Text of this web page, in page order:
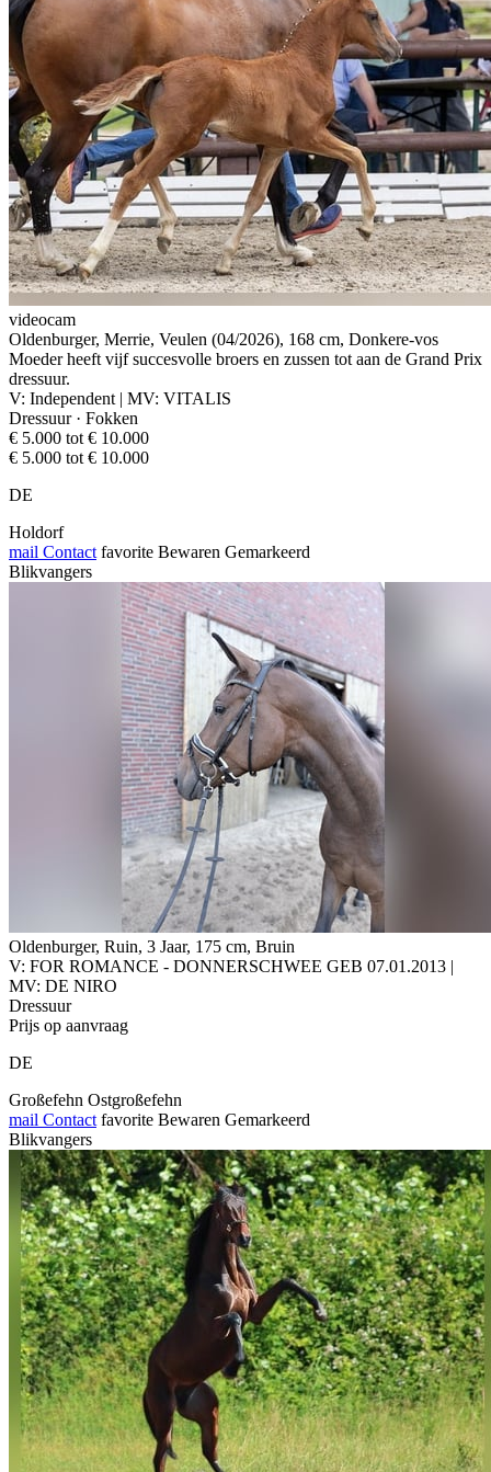
videocam
Oldenburger, Merrie, Veulen (04/2026), 168 cm, Donkere-vos
Moeder heeft vijf succesvolle broers en zussen tot aan de Grand Prix
dressuur.
V: Independent | MV: VITALIS
Dressuur · Fokken
€ 5.000 tot € 10.000
€ 5.000 tot € 10.000
DE
Holdorf
mail Contact favorite Bewaren Gemarkeerd
Blikvangers
Oldenburger, Ruin, 3 Jaar, 175 cm, Bruin
V: FOR ROMANCE - DONNERSCHWEE GEB 07.01.2013 |
MV: DE NIRO
Dressuur
Prijs op aanvraag
DE
Großefehn Ostgroßefehn
mail Contact favorite Bewaren Gemarkeerd
Blikvangers